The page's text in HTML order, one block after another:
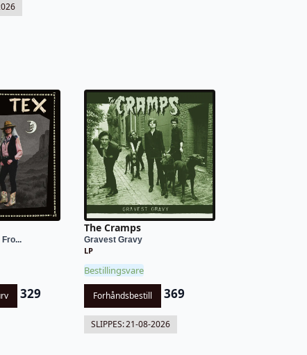
329
The Cramps
Gravest Gravy
LP
Bestillingsvare
Forhåndsbestill 369
SLIPPES:21-08-2026